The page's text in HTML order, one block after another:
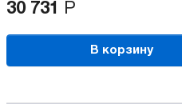
30 731 Р
В корзину